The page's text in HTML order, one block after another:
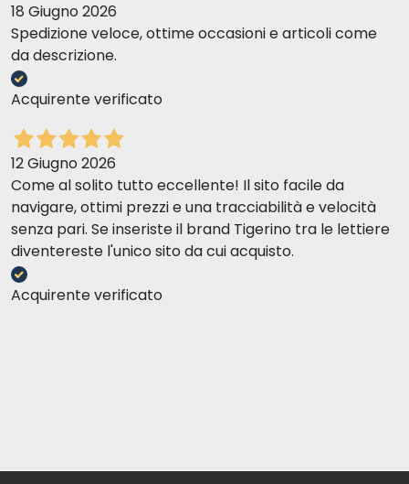
18 Giugno 2026
Spedizione veloce, ottime occasioni e articoli come
da descrizione.
Acquirente verificato
12 Giugno 2026
Come al solito tutto eccellente! Il sito facile da
navigare, ottimi prezzi e una tracciabilità e velocità
senza pari. Se inseriste il brand Tigerino tra le lettiere
diventereste l'unico sito da cui acquisto.
Acquirente verificato